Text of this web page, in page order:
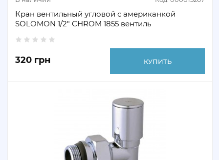
Кран вентильный угловой с американкой
SOLOMON 1/2" CHROM 1855 вентиль
320 грн КУПИТЬ